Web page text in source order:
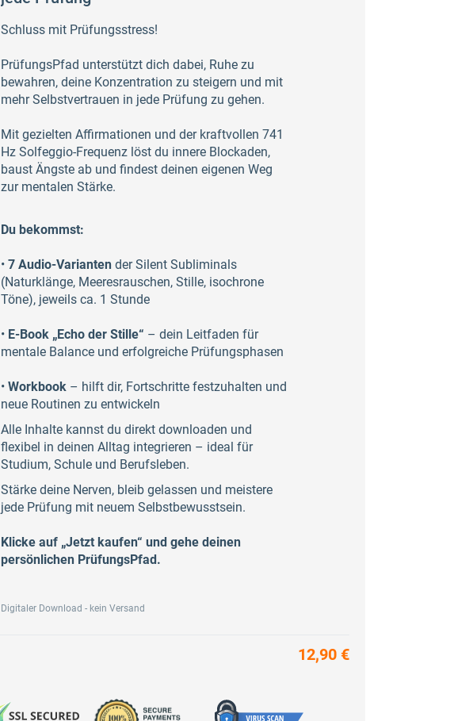
Schluss mit Prüfungsstress!
PrüfungsPfad unterstützt dich dabei, Ruhe zu
bewahren, deine Konzentration zu steigern und mit
mehr Selbstvertrauen in jede Prüfung zu gehen.
Mit gezielten Affirmationen und der kraftvollen 741
Hz Solfeggio-Frequenz löst du innere Blockaden,
baust Ängste ab und findest deinen eigenen Weg
zur mentalen Stärke.
Du bekommst:
• 7 Audio-Varianten der Silent Subliminals
(Naturklänge, Meeresrauschen, Stille, isochrone
Töne), jeweils ca. 1 Stunde
• E-Book „Echo der Stille“ – dein Leitfaden für
mentale Balance und erfolgreiche Prüfungsphasen
• Workbook – hilft dir, Fortschritte festzuhalten und
neue Routinen zu entwickeln
Alle Inhalte kannst du direkt downloaden und
flexibel in deinen Alltag integrieren – ideal für
Studium, Schule und Berufsleben.
Stärke deine Nerven, bleib gelassen und meistere
jede Prüfung mit neuem Selbstbewusstsein.
Klicke auf „Jetzt kaufen“ und gehe deinen
persönlichen PrüfungsPfad.
Digitaler Download - kein Versand
12,90 €